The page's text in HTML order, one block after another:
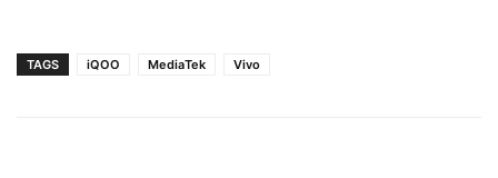
TAGS iQOO MediaTek Vivo